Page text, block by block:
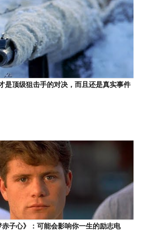
是顶级狙击手的对决，而且还是真实事件
赤子心》：可能会影响你一生的励志电